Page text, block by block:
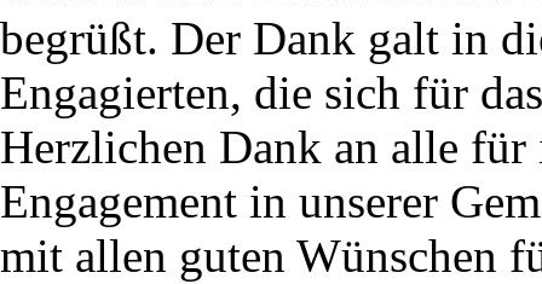
begrüßt. Der Dank galt in
Engagierten, die sich für
Herzlichen Dank an alle
Engagement in unserer
mit allen guten Wünschen